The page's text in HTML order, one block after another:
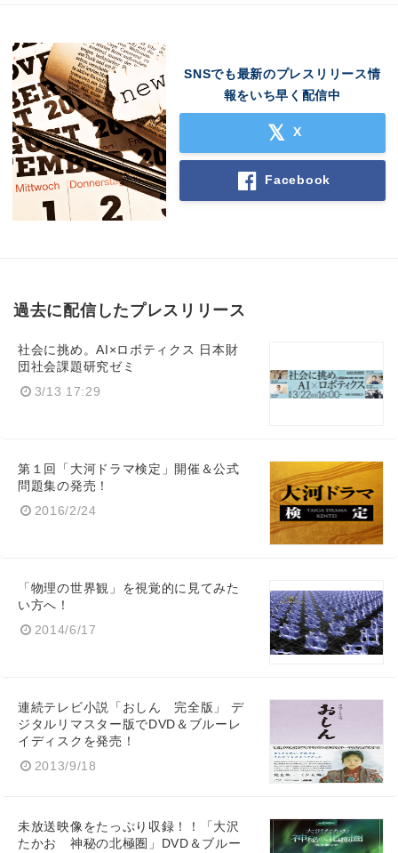
SNSでも最新のプレスリリース情
報をいち早く配信中
X
Facebook
過去に配信したプレスリリース
社会に挑め。AI×ロボティクス 日本財
団社会課題研究ゼミ
3/13 17:29
第１回「大河ドラマ検定」開催＆公式
問題集の発売！
2016/2/24
「物理の世界観」を視覚的に見てみた
い方へ！
2014/6/17
連続テレビ小説「おしん 完全版」 デ
ジタルリマスター版でDVD＆ブルーレ
イディスクを発売！
2013/9/18
未放送映像をたっぷり収録！！「大沢
たかお 神秘の北極圏」DVD＆ブルー